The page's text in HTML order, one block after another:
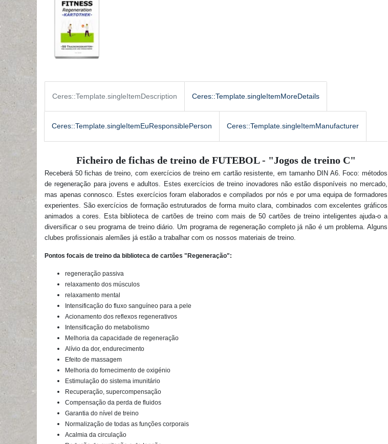
Ceres::Template.singleItemDescription Ceres::Template.singleItemMoreDetails
Ceres::Template.singleItemEuResponsiblePerson Ceres::Template.singleItemManufacturer
Ficheiro de fichas de treino de FUTEBOL - "Jogos de treino C"
Receberá 50 fichas de treino, com exercícios de treino em cartão resistente, em tamanho DIN A6. Foco: métodos
de regeneração para jovens e adultos. Estes exercícios de treino inovadores não estão disponíveis no mercado,
mas apenas connosco. Estes exercícios foram elaborados e compilados por nós e por uma equipa de formadores
experientes. São exercícios de formação estruturados de forma muito clara, combinados comexcelentes gráficos
animados a cores . Esta biblioteca de cartões de treino com mais de 50 cartões de treino inteligentes ajuda-o a
diversificar o seu programa de treino diário. Um programa de regeneração completo já não é um problema. Alguns
clubes profissionais alemães já estão a trabalhar com os nossos materiais de treino.
Pontos focais de treino da biblioteca de cartões "Regeneração":
regeneração passiva
relaxamento dos músculos
relaxamento mental
Intensificação do fluxo sanguíneo para a pele
Acionamento dos reflexos regenerativos
Intensificação do metabolismo
Melhoria da capacidade de regeneração
Alívio da dor, endurecimento
Efeito de massagem
Melhoria do fornecimento de oxigénio
Estimulação do sistema imunitário
Recuperação, supercompensação
Compensação da perda de fluidos
Garantia do nível de treino
Normalização de todas as funções corporais
Acalmia da circulação